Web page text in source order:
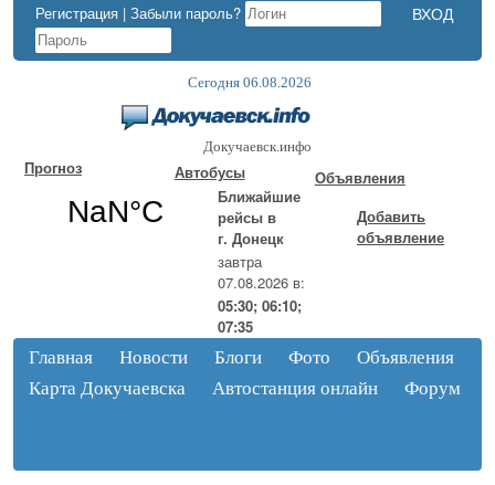
Регистрация | Забыли пароль?
Сегодня 06.08.2026
Докучаевск.инфо
Прогноз
Автобусы
Ближайшие
рейсы в
г. Донецк
завтра
07.08.2026 в:
05:30; 06:10;
07:35
Объявления
Добавить
объявление
Главная Новости Блоги Фото
Объявления
Карта Докучаевска
Автостанция онлайн Форум